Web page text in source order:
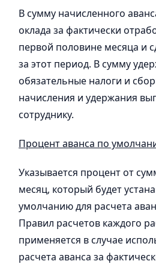
В сумму начисленного
оклада за фактически
первой половине месяца и
за этот период. В сумму
обязательные налоги и
начисления и удержания
сотруднику.
Процент аванса по
Указывается процент от
месяц, который будет
умолчанию для расчета
Правил расчетов каждого
применяется в случае
расчета аванса за